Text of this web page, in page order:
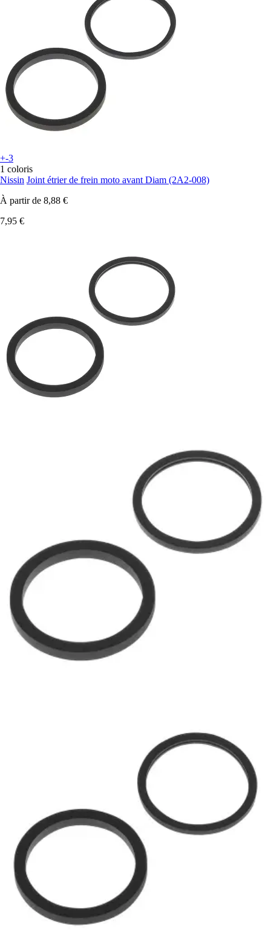
+-3
1 coloris
Nissin Joint étrier de frein moto avant Diam (2A2-008)
À partir de 8,88 €
7,95 €